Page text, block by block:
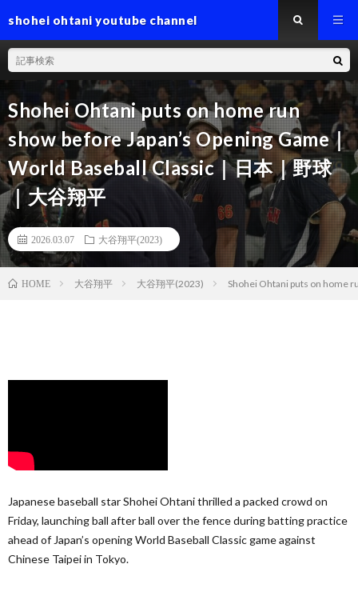
shohei ohtani youtube channel
Shohei Ohtani puts on home run
show before Japan’s Opening Game｜
World Baseball Classic｜日本｜野球
｜大谷翔平
2026.03.07 大谷翔平(2023)
HOME 大谷翔平 大谷翔平(2023) Shohei Ohtani puts on home
Japanese baseball star Shohei Ohtani thrilled a packed crowd on
Friday, launching ball after ball over the fence during batting practice
ahead of Japan’s opening World Baseball Classic game against
Chinese Taipei in Tokyo.